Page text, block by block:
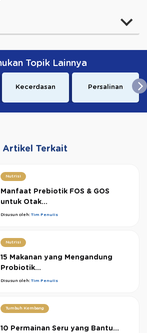
Topik Lainnya
Kecerdasan Persalinan
Artikel Terkait
Nutrisi
Manfaat Prebiotik FOS & GOS
untuk Otak...
Disusun oleh: Tim Penulis
Nutrisi
15 Makanan yang Mengandung
Probiotik...
Disusun oleh: Tim Penulis
Tumbuh Kembang
10 Permainan Seru yang Bantu...